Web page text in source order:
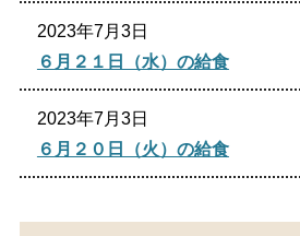
2023年7月3日
６月２１日（水）の給食
2023年7月3日
６月２０日（火）の給食